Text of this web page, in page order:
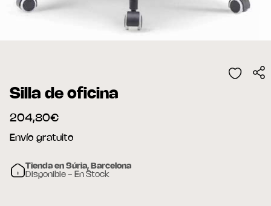
Silla de oficina
204,80€
Envío gratuito
Tienda en Súria, Barcelona
Disponible - En Stock